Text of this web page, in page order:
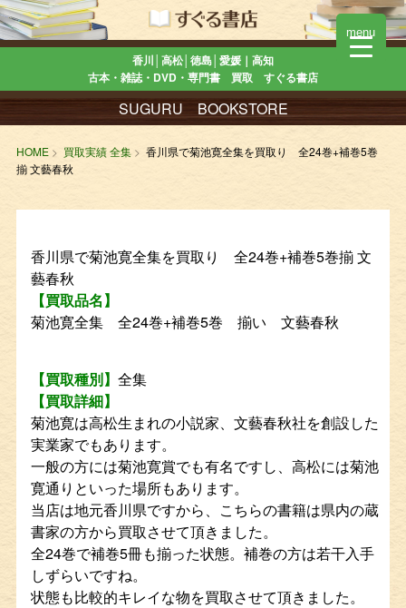
香川│高松│徳島│愛媛｜高知
古本・雑誌・DVD・専門書 買取 すぐる書店
SUGURU BOOKSTORE
HOME 買取実績 全集
香川県で菊池寛全集を買取り 全24巻+補巻5巻
揃 文藝春秋
香川県で菊池寛全集を買取り 全24巻+補巻5巻揃 文
藝春秋
【買取品名】
菊池寛全集 全24巻+補巻5巻 揃い 文藝春秋
【買取種別】 全集
【買取詳細】
菊池寛は高松生まれの小説家、文藝春秋社を創設した
実業家でもあります。
一般の方には菊池寛賞でも有名ですし、高松には菊池
寛通りといった場所もあります。
当店は地元香川県ですから、こちらの書籍は県内の蔵
書家の方から買取させて頂きました。
全24巻で補巻5冊も揃った状態。補巻の方は若干入手
しずらいですね。
状態も比較的キレイな物を買取させて頂きました。
menu